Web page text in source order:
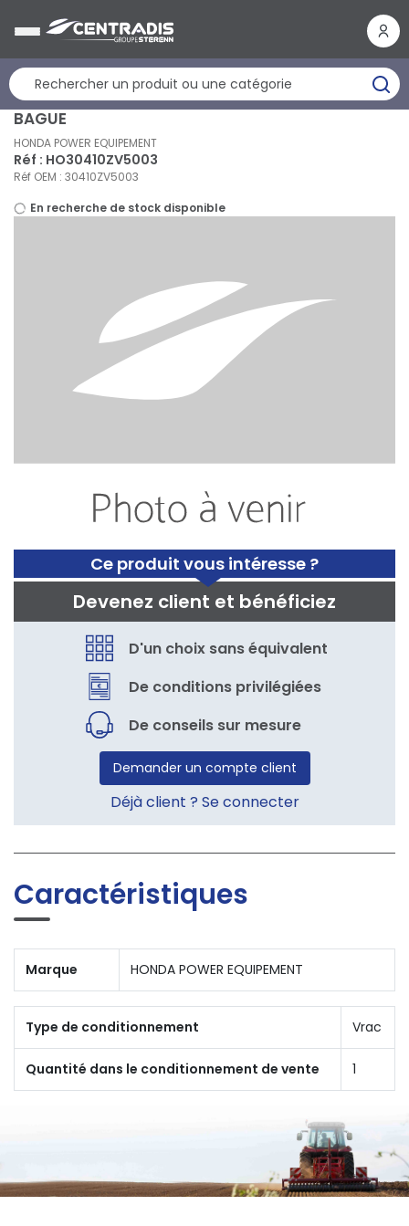
Ce produit vous intéresse ?
Devenez client et bénéficiez
D'un choix sans équivalent
De conditions privilégiées
De conseils sur mesure
Demander un compte client
Déjà client ? Se connecter
BAGUE
HONDA POWER EQUIPEMENT
Réf : HO30410ZV5003
Réf OEM : 30410ZV5003
En recherche de stock disponible
Caractéristiques
Marque HONDA POWER EQUIPEMENT
Type de conditionnement Vrac
Quantité dans le conditionnement de vente 1